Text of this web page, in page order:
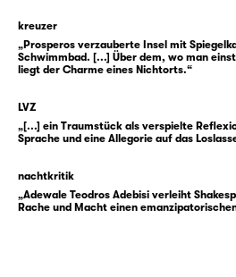
Oberhaupt Mailands, auch
Zauberkunst, über die
Zu seinem Hofstaat zählen
Ariel.
als sich plötzlich die
Vergeltung bietet: Ein
kreuzer
„Prosperos verzauberte Insel mit
Schwimmbad. [...] Über dem, wo man
liegt der Charme eines Nichtorts.“
LVZ
„[...] ein Traumstück als verspielte
Sprache und eine Allegorie auf das
nachtkritik
„Adewale Teodros Adebisi verleiht
Rache und Macht einen